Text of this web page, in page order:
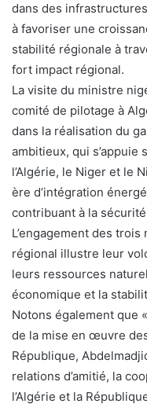
dans des
à favoriser une
stabilité régionale à
fort impact régional.
La visite du ministre
comité de pilotage à
dans la réalisation du
ambitieux, qui
l’Algérie, le Niger et le
ère d’intégration
contribuant à la
L’engagement des
régional illustre leur
leurs ressources
économique et la
Notons également que
de la mise en œuvre
République,
relations d’amitié, la
l’Algérie et la